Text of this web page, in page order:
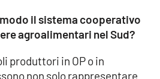
il sistema cooperativo
agroalimentari nel Sud?
produttori in OP o in
non solo rappresentare